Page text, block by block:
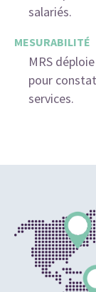
salariés.
MESURABILITÉ
MRS
pour
services.